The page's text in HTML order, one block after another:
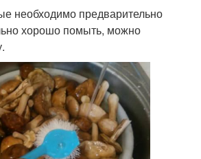
необходимо предварительно
хорошо помыть, можно